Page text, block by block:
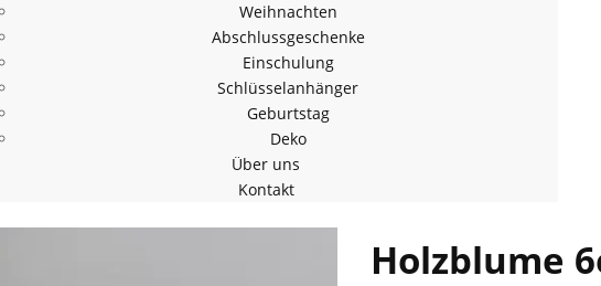
Weihnachten
Abschlussgeschenke
Einschulung
Schlüsselanhänger
Geburtstag
Deko
Über uns
Kontakt
Holzblume